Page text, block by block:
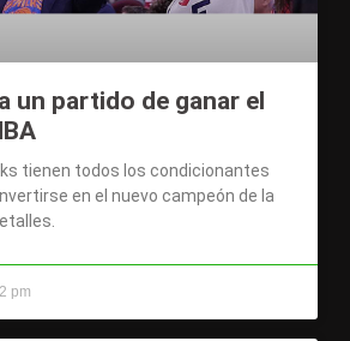
un partido de ganar el
tienen todos los condicionantes
en el nuevo campeón de la
pm